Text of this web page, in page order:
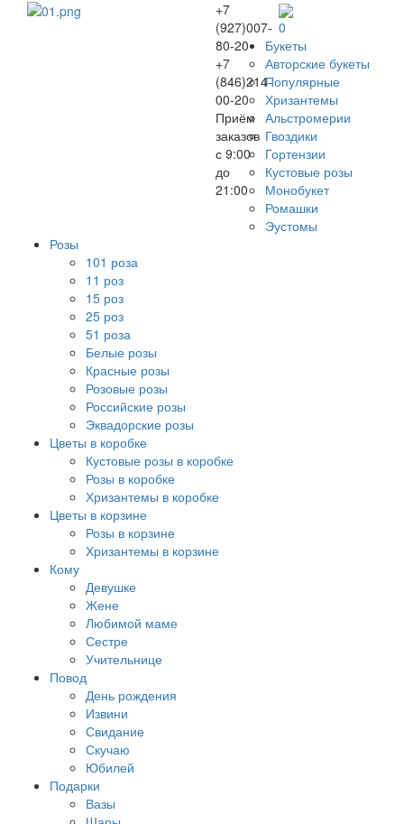
+7
(927)007-
80-20
+7
(846)214-
00-20
Приём
заказов
с 9:00
до
21:00
0
Букеты
Авторские букеты
Популярные
Хризантемы
Альстромерии
Гвоздики
Гортензии
Кустовые розы
Монобукет
Ромашки
Эустомы
Розы
101 роза
11 роз
15 роз
25 роз
51 роза
Белые розы
Красные розы
Розовые розы
Российские розы
Эквадорские розы
Цветы в коробке
Кустовые розы в коробке
Розы в коробке
Хризантемы в коробке
Цветы в корзине
Розы в корзине
Хризантемы в корзине
Кому
Девушке
Жене
Любимой маме
Сестре
Учительнице
Повод
День рождения
Извини
Свидание
Скучаю
Юбилей
Подарки
Вазы